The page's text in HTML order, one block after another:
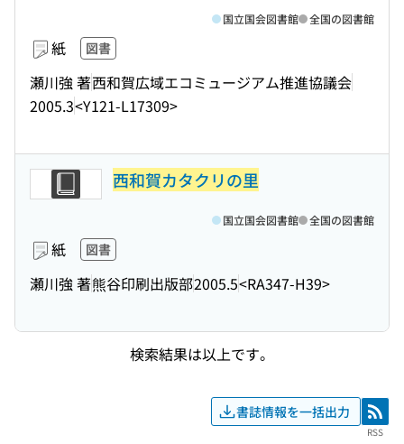
紙 図書
瀬川強 著西和賀広域エコミュージアム推進協議会
2005.3<Y121-L17309>
国立国会図書館 全国の図書館
西和賀カタクリの里
紙 図書
瀬川強 著熊谷印刷出版部2005.5<RA347-H39>
国立国会図書館 全国の図書館
検索結果は以上です。
書誌情報を一括出力 RSS
RSS